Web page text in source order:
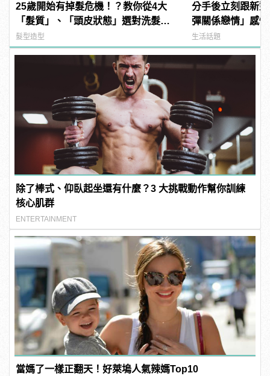
25歲開始有掉髮危機！？教你從4大
「髮質」、「頭皮狀態」選對洗髮
品，避免落髮、保養清潔一次到位！
髮型造型
分手後立刻跟新
彈關係戀情」感
生活話題
除了棒式、仰臥起坐還有什麼？3 大挑戰動作幫你訓練
核心肌群
ENTERTAINMENT
當媽了一樣正翻天！好萊塢人氣辣媽Top10